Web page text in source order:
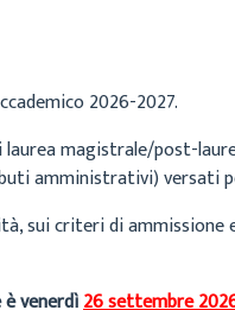
2026-2027.
magistrale/post-
amministrativi) versati
sui criteri di ammissione
venerdì26 settembre